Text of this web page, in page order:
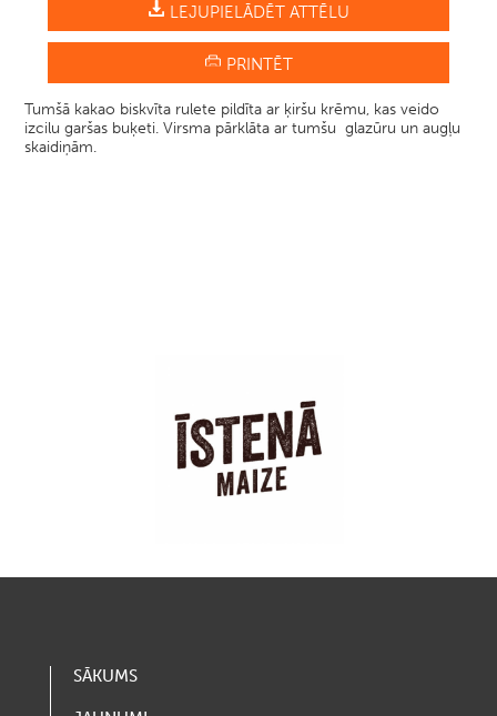
LEJUPIELĀDĒT ATTĒLU
PRINTĒT
Tumšā kakao biskvīta rulete pildīta ar ķiršu krēmu, kas veido
izcilu garšas buķeti. Virsma pārklāta ar tumšu glazūru un augļu
skaidiņām.
SĀKUMS